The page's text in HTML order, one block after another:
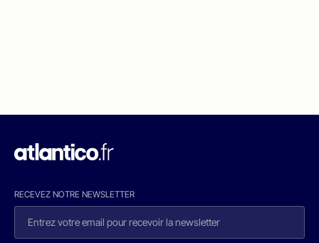
RECEVEZ NOTRE NEWSLETTER